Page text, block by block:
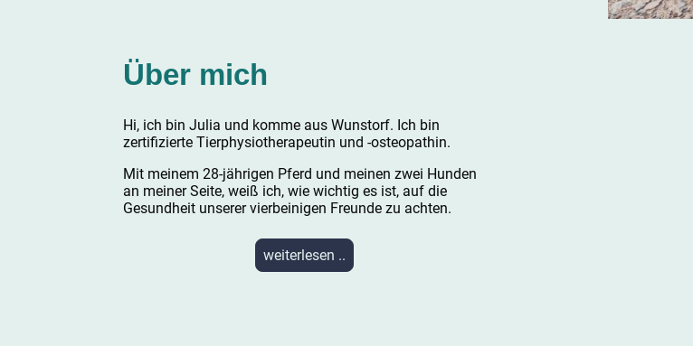
Über mich
Hi, ich bin Julia und komme aus Wunstorf. Ich bin
zertifizierte Tierphysiotherapeutin und -osteopathin.
Mit meinem 28-jährigen Pferd und meinen zwei Hunden
an meiner Seite, weiß ich, wie wichtig es ist, auf die
Gesundheit unserer vierbeinigen Freunde zu achten.
weiterlesen ..